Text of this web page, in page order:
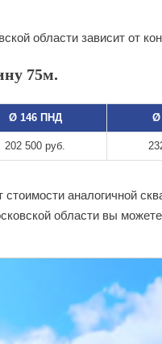
области зависит от
75м.
Ø 146 ПНД Ø
202 500 руб.
аналогичной
области вы